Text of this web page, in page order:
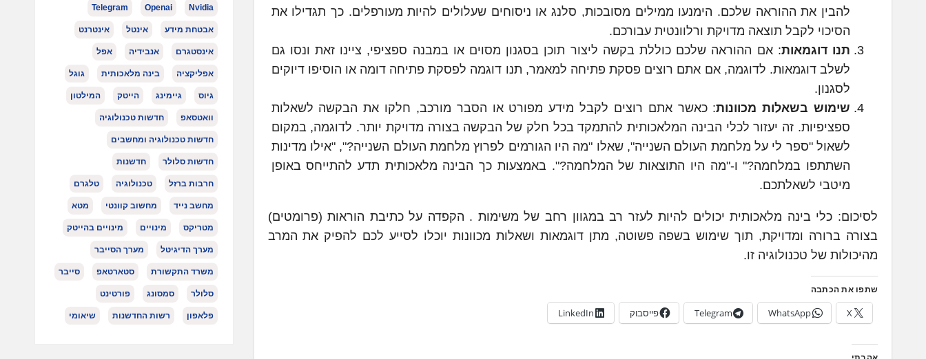
להבין את ההוראה שלכם. הימנעו ממילים מסובכות, סלנג או ניסוחים שעלולים להיות מעורפלים. כך תגדילו את
הסיכוי לקבל תוצאה מדויקת ורלוונטית עבורכם.
תנו דוגמאות: אם ההוראה שלכם כוללת בקשה ליצור תוכן בסגנון מסוים או במבנה ספציפי, ציינו זאת ונסו גם
לשלב דוגמאות. לדוגמה, אם אתם רוצים פסקת פתיחה למאמר, תנו דוגמה לפסקת פתיחה דומה או הוסיפו דיוקים
לסגנון.
שימוש בשאלות מכוונות: כאשר אתם רוצים לקבל מידע מפורט או הסבר מורכב, חלקו את הבקשה לשאלות
ספציפיות. זה יעזור לכלי הבינה המלאכותית להתמקד בכל חלק של הבקשה בצורה מדויקת יותר. לדוגמה, במקום
לשאול "ספר לי על מלחמת העולם השנייה", שאלו "מה היו הגורמים לפרוץ מלחמת העולם השנייה?", "אילו מדינות
השתתפו במלחמה?" ו-"מה היו התוצאות של המלחמה?". באמצעות כך הבינה מלאכותית תדע להתייחס באופן
מיטבי לשאלתכם.
לסיכום: כלי בינה מלאכותית יכולים להיות לעזר רב במגוון רחב של משימות . הקפדה על כתיבת הוראות (פרומטים)
בצורה ברורה ומדויקת, תוך שימוש בשפה פשוטה, מתן דוגמאות ושאלות מכוונות יוכלו לסייע לכם להפיק את המרב
מהיכולות של טכנולוגיה זו.
שתפו את הכתבה
X
WhatsApp
Telegram פייסבוק LinkedIn
Nvidia
Openai
Telegram
אבטחת מידע אינטל אינטרנט
אינסטגרם אנבידיה אפל
אפליקציה בינה מלאכותית גוגל
גיוס גיימינג הייטק המילטון
וואטסאפ חדשות טכנולוגיה
חדשות טכנולוגיה ומחשבים
חדשות סלולר חדשנות
חרבות ברזל טכנולוגיה טלגרם
מחשב נייד מחשוב קוונטי מטא
מטריקס מינויים מינויים בהייטק
מערך הדיגיטל מערך הסייבר
משרד התקשורת סטארטאפ סייבר
סלולר סמסונג פורטינט
פלאפון רשות החדשנות שיאומי